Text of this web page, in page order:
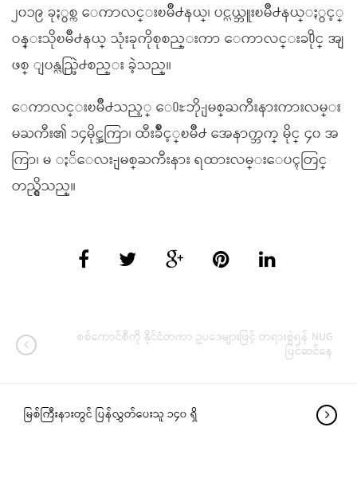
၂၀၁၉ ခုႏွစ္က ေကာလင္းၿမိဳ႕နယ္၊ ပင္လယ္ဘူးၿမိဳ႕နယ္ႏွင့္
ဝန္းသိုၿမိဳ႕နယ္ သုံးခုကိုစုစည္းကာ ေကာလင္းခ႐ိုင္ အျ
ဖစ္ ျပန္လည္ဖြဲ႕စည္း ခဲ့သည္။
ေကာလင္းၿမိဳ႕သည့္ ေ႐ႊဘို-ျမစ္ႀကီးနားကားလမ္း
မႀကီး၏ ၁၄မိုင္အကြာ၊ ထီးခ်ိဳင့္ၿမိဳ႕ အေနာက္ဘက္ မိုင္ ၄၀ အ
ကြာ၊ မ ႏၲေလး-ျမစ္ႀကီးနား ရထားလမ္းေပၚတြင္
တည္ရွိသည္။
စစ်ကောင်စီကို နိုင်ငံတကာ ဥပဒေများဖြင့် တရားစွဲရန် NUG
ပြင်ဆင်နေ
မြစ်ကြီးနားတွင် ပြန်လွှတ်ပေးသူ ၁၄၀ ရှိ